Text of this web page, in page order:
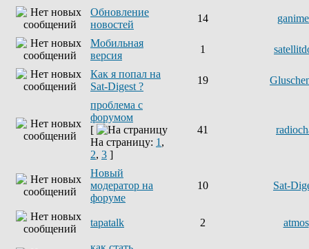
Обновление
новостей
14
Мобильная
версия
1
Как я попал на
Sat-Digest ?
19
проблема с
форумом
[
На страницу: 1 ,
2, 3 ]
41
Новый
модератор на
форуме
10 Sat-
tapatalk 2 atmos